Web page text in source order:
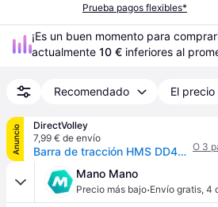
Prueba pagos flexibles*
¡Es un buen momento para
actualmente 10 € inferiores al
Recomendado El
Anuncio
DirectVolley
7,99 € de envío
Barra de tracción HMS DD400 Premium - Noir O 3
Mano Mano
Precio más bajo·Envío gratis, 4